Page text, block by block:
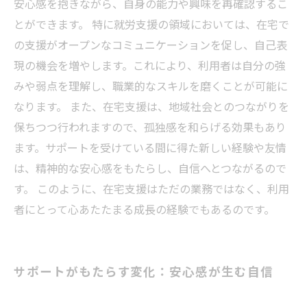
安心感を抱きながら、自身の能力や興味を再確認するこ
とができます。 特に就労支援の領域においては、在宅で
の支援がオープンなコミュニケーションを促し、自己表
現の機会を増やします。これにより、利用者は自分の強
みや弱点を理解し、職業的なスキルを磨くことが可能に
なります。 また、在宅支援は、地域社会とのつながりを
保ちつつ行われますので、孤独感を和らげる効果もあり
ます。サポートを受けている間に得た新しい経験や友情
は、精神的な安心感をもたらし、自信へとつながるので
す。 このように、在宅支援はただの業務ではなく、利用
者にとって心あたたまる成長の経験でもあるのです。
サポートがもたらす変化：安心感が生む自信